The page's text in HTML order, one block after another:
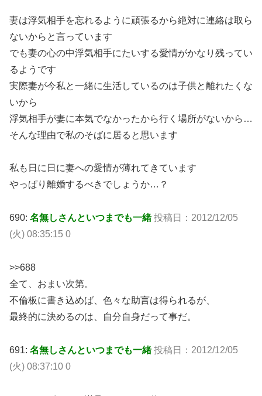
妻は浮気相手を忘れるように頑張るから絶対に連絡は取ら
ないからと言っています
でも妻の心の中浮気相手にたいする愛情がかなり残ってい
るようです
実際妻が今私と一緒に生活しているのは子供と離れたくな
いから
浮気相手が妻に本気でなかったから行く場所がないから…
そんな理由で私のそばに居ると思います
私も日に日に妻への愛情が薄れてきています
やっぱり離婚するべきでしょうか…？
690: 名無しさんといつまでも一緒投稿日：2012/12/05
(火) 08:35:15 0
>>688
全て、おまい次第。
不倫板に書き込めば、色々な助言は得られるが、
最終的に決めるのは、自分自身だって事だ。
691: 名無しさんといつまでも一緒投稿日：2012/12/05
(火) 08:37:10 0